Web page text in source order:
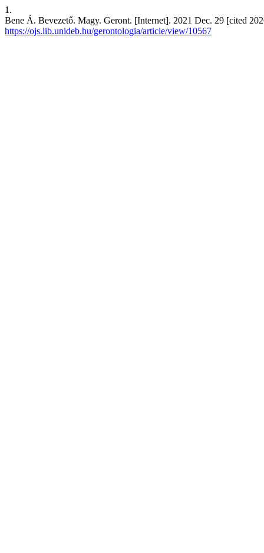
1.
Bene Á. Bevezető. Magy. Geront. [Internet]. 2021 Dec. 29 [cited
https://ojs.lib.unideb.hu/gerontologia/article/view/10567